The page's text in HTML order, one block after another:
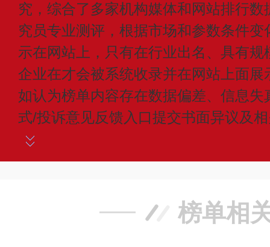
究，综合了多家机构媒体和网站排行
究员专业测评，根据市场和参数条件
示在网站上，只有在行业出名、具有
企业在才会被系统收录并在网站上面
如认为榜单内容存在数据偏差、信息
式/投诉意见反馈入口提交书面异议及
榜单相